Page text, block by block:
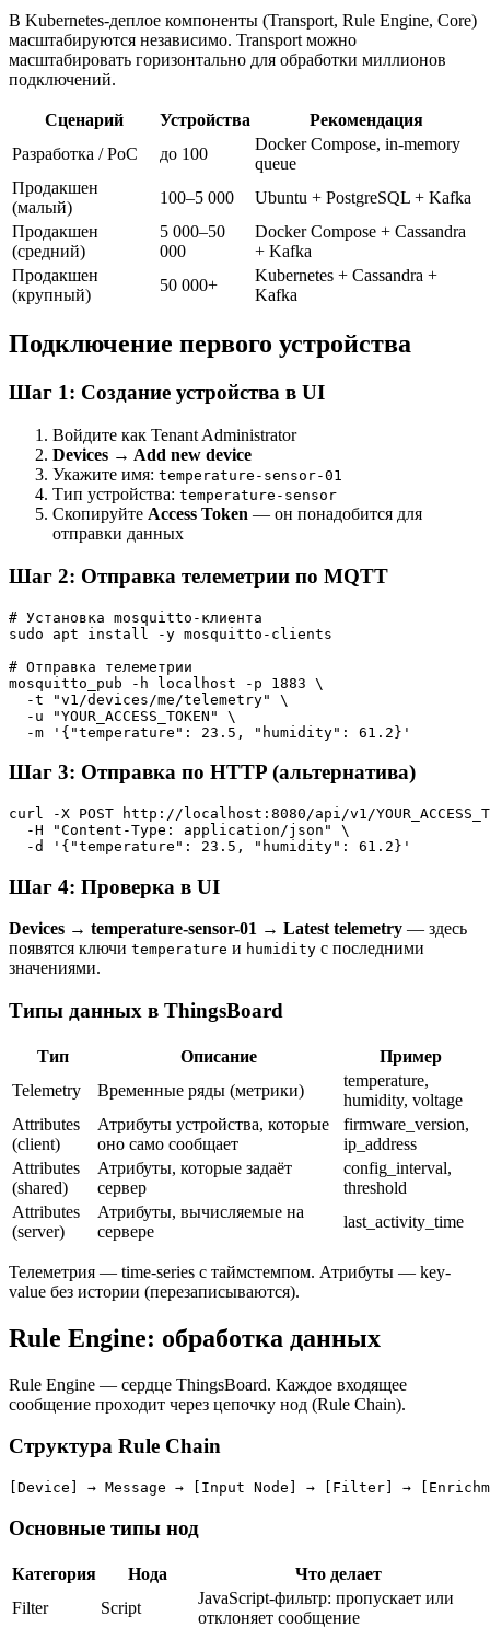
В Kubernetes-деплое компоненты (Transport, Rule Engine, Core)
масштабируются независимо. Transport можно
масштабировать горизонтально для обработки миллионов
подключений.
Сценарий Устройства
Рекомендация
Разработка / PoC
до 100
Docker Compose, in-memory
queue
Продакшен
(малый)
100–5 000
Ubuntu + PostgreSQL + Kafka
Продакшен
(средний)
5 000–50
000
Docker Compose + Cassandra
+ Kafka
Продакшен
(крупный)
50 000+
Kubernetes + Cassandra +
Kafka
Подключение первого устройства
Шаг 1: Создание устройства в UI
Войдите как Tenant Administrator
Devices → Add new device
Укажите имя: temperature-sensor-01
Тип устройства: temperature-sensor
Скопируйте Access Token — он понадобится для
отправки данных
Шаг 2: Отправка телеметрии по MQTT
# Установка mosquitto-клиента
sudo apt install -y mosquitto-clients
# Отправка телеметрии
mosquitto_pub -h localhost -p 1883 \
  -t "v1/devices/me/telemetry" \
  -u "YOUR_ACCESS_TOKEN" \
Шаг 3: Отправка по HTTP (альтернатива)
curl -X POST http://localhost:8080/api/v1/
  -H "Content-Type: application/json" \
Шаг 4: Проверка в UI
Devices → temperature-sensor-01 → Latest telemetry — здесь
появятся ключи temperature и humidity с последними
значениями.
Типы данных в ThingsBoard
Тип Описание
Пример
Telemetry
Временные ряды (метрики)
temperature,
humidity, voltage
Attributes
(client)
Атрибуты устройства, которые
оно само сообщает
firmware_version,
ip_address
Attributes
(shared)
Атрибуты, которые задаёт
сервер
config_interval,
threshold
Attributes
(server)
Атрибуты, вычисляемые на
сервере
last_activity_time
Телеметрия — time-series с таймстемпом. Атрибуты — key-
value без истории (перезаписываются).
Rule Engine: обработка данных
Rule Engine — сердце ThingsBoard. Каждое входящее
сообщение проходит через цепочку нод (Rule Chain).
Структура Rule Chain
Основные типы нод
Категория Нода
Что делает
Filter
Script
JavaScript-фильтр: пропускает или
отклоняет сообщение